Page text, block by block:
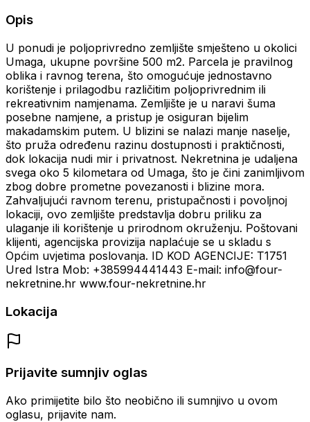
Opis
U ponudi je poljoprivredno zemljište smješteno u okolici
Umaga, ukupne površine 500 m2. Parcela je pravilnog
oblika i ravnog terena, što omogućuje jednostavno
korištenje i prilagodbu različitim poljoprivrednim ili
rekreativnim namjenama. Zemljište je u naravi šuma
posebne namjene, a pristup je osiguran bijelim
makadamskim putem. U blizini se nalazi manje naselje,
što pruža određenu razinu dostupnosti i praktičnosti,
dok lokacija nudi mir i privatnost. Nekretnina je udaljena
svega oko 5 kilometara od Umaga, što je čini zanimljivom
zbog dobre prometne povezanosti i blizine mora.
Zahvaljujući ravnom terenu, pristupačnosti i povoljnoj
lokaciji, ovo zemljište predstavlja dobru priliku za
ulaganje ili korištenje u prirodnom okruženju. Poštovani
klijenti, agencijska provizija naplaćuje se u skladu s
Općim uvjetima poslovanja. ID KOD AGENCIJE: T1751
Ured Istra Mob: +385994441443 E-mail: info@four-
nekretnine.hr www.four-nekretnine.hr
Lokacija
Prijavite sumnjiv oglas
Ako primijetite bilo što neobično ili sumnjivo u ovom
oglasu, prijavite nam.